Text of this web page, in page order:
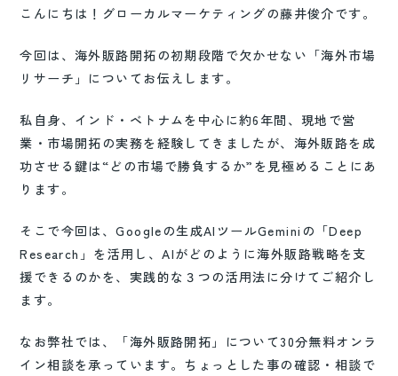
こんにちは！グローカルマーケティングの藤井俊介です。
今回は、海外販路開拓の初期段階で欠かせない「海外市場
リサーチ」についてお伝えします。
私自身、インド・ベトナムを中心に約6年間、現地で営
業・市場開拓の実務を経験してきましたが、海外販路を成
功させる鍵は“どの市場で勝負するか”を見極めることにあ
ります。
そこで今回は、Googleの生成AIツールGeminiの「Deep
Research」を活用し、AIがどのように海外販路戦略を支
援できるのかを、実践的な３つの活用法に分けてご紹介し
ます。
なお弊社では、「海外販路開拓」について30分無料オンラ
イン相談を承っています。ちょっとした事の確認・相談で